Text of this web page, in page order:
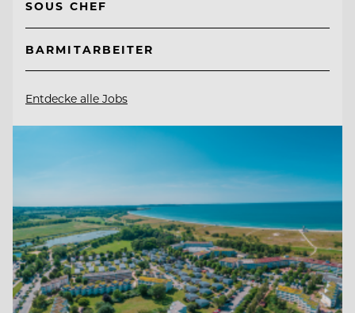
SOUS CHEF
BARMITARBEITER
Entdecke alle Jobs